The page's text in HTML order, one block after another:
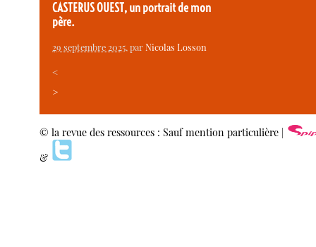
CASTERUS OUEST, un portrait de mon
père.
29 septembre 2025, parNicolas Losson
<
>
© la revue des ressources : Sauf mention particulière |
&